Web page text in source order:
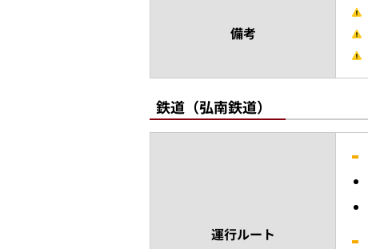
備考
鉄道（弘南鉄道）
運行ルート